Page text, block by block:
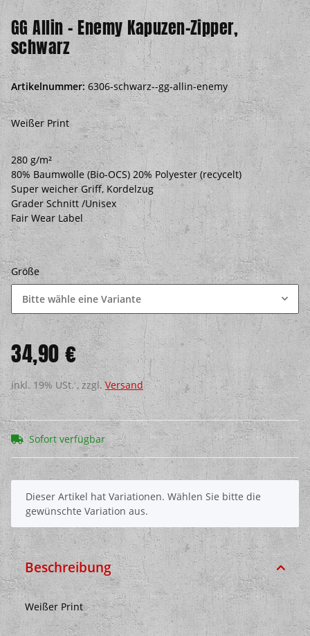
GG Allin – Enemy Kapuzen-Zipper,
schwarz
Artikelnummer: 6306-schwarz--gg-allin-enemy
Weißer Print
280 g/m²
80% Baumwolle (Bio-OCS) 20% Polyester (recycelt)
Super weicher Griff, Kordelzug
Grader Schnitt /Unisex
Fair Wear Label
Größe
Bitte wähle eine Variante
34,90 €
inkl. 19% USt. , zzgl.Versand
Sofort verfügbar
x
Dieser Artikel hat Variationen. Wählen Sie bitte die
gewünschte Variation aus.
Beschreibung
Weißer Print